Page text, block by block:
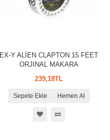
EX-Y ALİEN CLAPTON 15 FEET
ORJINAL MAKARA
239,18TL
Sepete Ekle Hemen Al